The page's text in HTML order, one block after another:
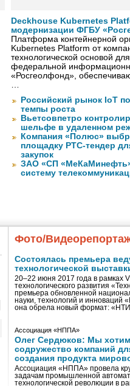
Deckhouse Kubernetes
модернизации ФГБУ
Платформа контейнерной
Kubernetes Platform от
технологической основой
федеральной
«Росгеолфонд»,
…
Российский рынок IoT
темпы роста
Вьетсовпетро
шельфе в удаленном
Компания «Полюс»
площадку РТС-тендер
закупок
ЗАО «СП
систему
Фото/
Состоялась премьера
технологической
20–22 июня 2017 года в рамках
технологического развития
премьера обновленной
науки, технологий и
она обрела новый формат:
Ассоциация «НППА»
Олег Сердюков: Мы хотим
содружество компаний
создания продукта
Ассоциация «НППА» провела
задачам промышленной
технологической революции в